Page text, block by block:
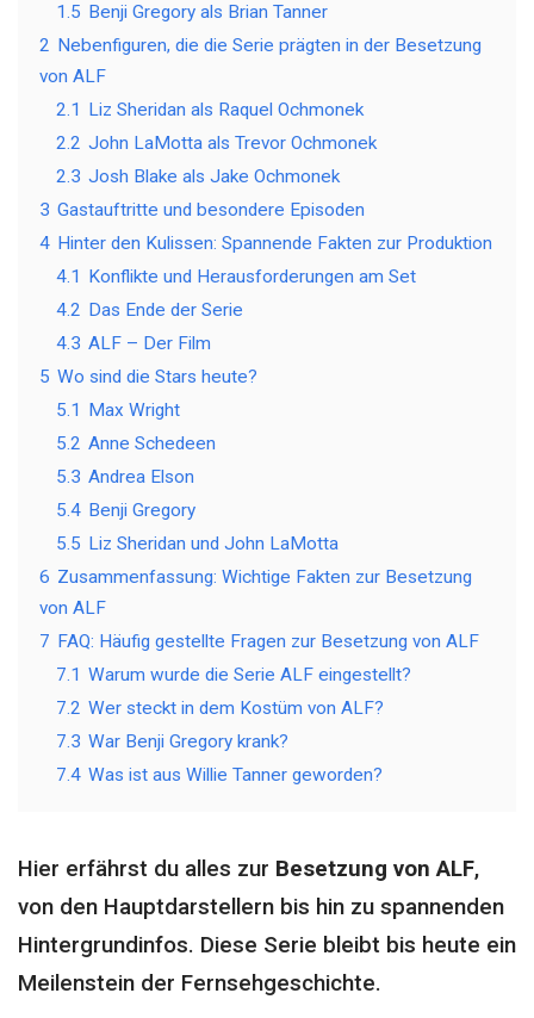
1.5 Benji Gregory als Brian Tanner
2 Nebenfiguren, die die Serie prägten in der Besetzung
von ALF
2.1 Liz Sheridan als Raquel Ochmonek
2.2 John LaMotta als Trevor Ochmonek
2.3 Josh Blake als Jake Ochmonek
3 Gastauftritte und besondere Episoden
4 Hinter den Kulissen: Spannende Fakten zur Produktion
4.1 Konflikte und Herausforderungen am Set
4.2 Das Ende der Serie
4.3 ALF – Der Film
5 Wo sind die Stars heute?
5.1 Max Wright
5.2 Anne Schedeen
5.3 Andrea Elson
5.4 Benji Gregory
5.5 Liz Sheridan und John LaMotta
6 Zusammenfassung: Wichtige Fakten zur Besetzung
von ALF
7 FAQ: Häufig gestellte Fragen zur Besetzung von ALF
7.1 Warum wurde die Serie ALF eingestellt?
7.2 Wer steckt in dem Kostüm von ALF?
7.3 War Benji Gregory krank?
7.4 Was ist aus Willie Tanner geworden?
Hier erfährst du alles zur Besetzung von ALF,
von den Hauptdarstellern bis hin zu spannenden
Hintergrundinfos. Diese Serie bleibt bis heute ein
Meilenstein der Fernsehgeschichte.